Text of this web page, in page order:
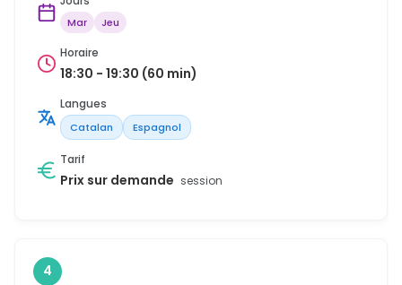
Mar Jeu
Horaire
18:30 - 19:30 (60 min)
Langues
Catalan Espagnol
Tarif
Prix sur demande session
4